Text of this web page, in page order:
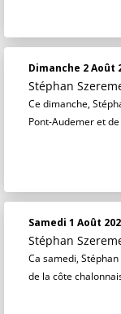
Dimanche 2 Août
Stéphan
Ce dimanche,
Pont-Audemer et
Samedi 1 Août
Stéphan
Ca samedi,
de la côte